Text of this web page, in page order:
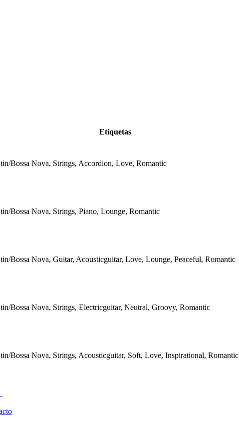
Etiquetas
Bossa Nova, Strings, Accordion, Love, Romantic
Bossa Nova, Strings, Piano, Lounge, Romantic
Bossa Nova, Guitar, Acousticguitar, Love, Lounge, Peaceful, Romantic
Bossa Nova, Strings, Electricguitar, Neutral, Groovy, Romantic
Bossa Nova, Strings, Acousticguitar, Soft, Love, Inspirational, Romantic